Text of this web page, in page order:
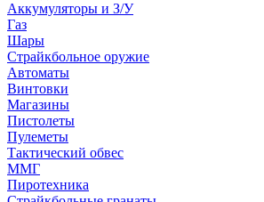
Аккумуляторы и З/У
Газ
Шары
Страйкбольное оружие
Автоматы
Винтовки
Магазины
Пистолеты
Пулеметы
Тактический обвес
ММГ
Пиротехника